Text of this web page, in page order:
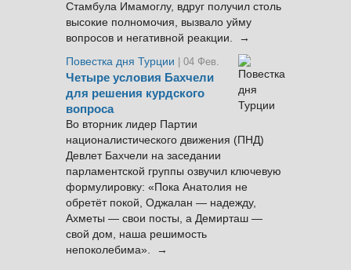
Стамбула Имамоглу, вдруг получил столь
высокие полномочия, вызвало уйму
вопросов и негативной реакции. →
Повестка дня Турции
| 04 Фев.
Четыре условия Бахчели
для решения курдского
вопроса
Во вторник лидер Партии
националистического движения (ПНД)
Девлет Бахчели на заседании
парламентской группы озвучил ключевую
формулировку: «Пока Анатолия не
обретёт покой, Оджалан — надежду,
Ахметы — свои посты, а Демирташ —
свой дом, наша решимость
непоколебима». →